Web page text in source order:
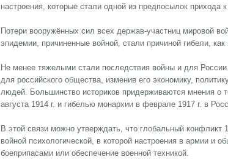
настроения, которые стали одной из предпосылок
Потери вооружённых сил всех держав-участниц мировой
эпидемии, причиненные войной, стали причиной гибели,
Не менее тяжелыми стали последствия войны и для
для российского общества, изменив его экономику,
людей. Большинство историков придерживаются мнения о
августа 1914 г. и гибелью монархии в феврале 1917 г. в
В этой связи можно утверждать, что глобальный конфликт
войной психологической, в которой настроения в армии
боеприпасами или обеспечение военной техникой.